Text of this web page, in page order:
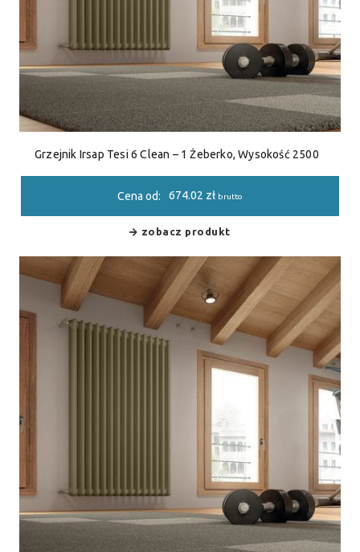
Grzejnik Irsap Tesi 6 Clean – 1 Żeberko, Wysokość 2500
Cena od: 674.02 zł brutto
zobacz produkt